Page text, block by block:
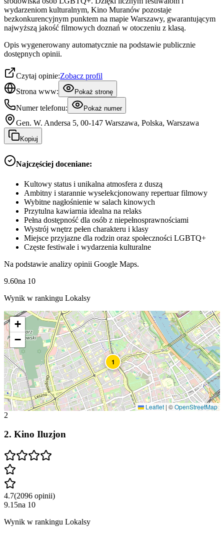
wydarzeniom kulturalnym, Kino Muranów pozostaje
bezkonkurencyjnym punktem na mapie Warszawy, gwarantującym
najwyższą jakość filmowych doznań w otoczeniu z klasą.
Opis wygenerowany automatycznie na podstawie publicznie
dostępnych opinii.
Czytaj opinie:Zobacz profil
Strona www:
Pokaż stronę
Numer telefonu: Pokaż numer
Gen. W. Andersa 5, 00-147 Warszawa, Polska, Warszawa
Kopiuj
Najczęściej doceniane:
Kultowy status i unikalna atmosfera z duszą
Ambitny i starannie wyselekcjonowany repertuar filmowy
Wybitne nagłośnienie w salach kinowych
Przytulna kawiarnia idealna na relaks
Pełna dostępność dla osób z niepełnosprawnościami
Wystrój wnętrz pełen charakteru i klasy
Miejsce przyjazne dla rodzin oraz społeczności LGBTQ+
Częste festiwale i wydarzenia kulturalne
Na podstawie analizy opinii Google Maps.
9.60na 10
Wynik w rankingu Lokalsy
1
+
−
Leaflet | ©OpenStreetMap
2
2. Kino Iluzjon
4.7(2096 opinii)
9.15na 10
Wynik w rankingu Lokalsy